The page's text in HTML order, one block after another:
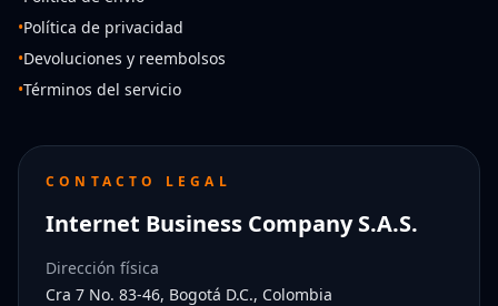
•Política de privacidad
•Devoluciones y reembolsos
•Términos del servicio
CONTACTO LEGAL
Internet Business Company S.A.S.
Dirección física
Cra 7 No. 83-46, Bogotá D.C., Colombia